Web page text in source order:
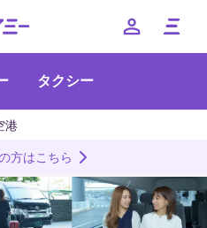
タクシー
港
方はこちら